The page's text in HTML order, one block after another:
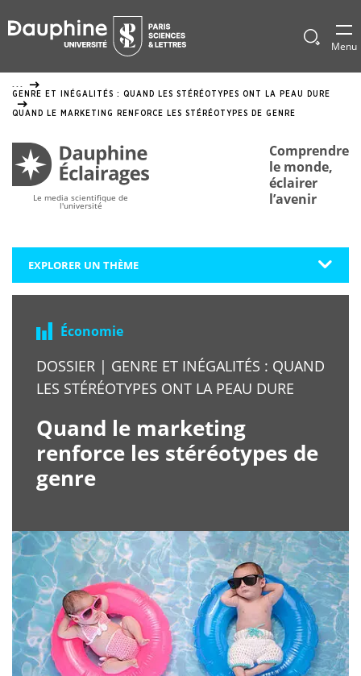
de
des
cookies
Afficher
de
Menu
...
GENRE ET INÉGALITÉS : QUAND LES STÉRÉOTYPES ONT LA PEAU DURE
QUAND LE MARKETING RENFORCE LES STÉRÉOTYPES DE GENRE
Le media scientifique de
l'université
Comprendre
le monde,
éclairer
l’avenir
EXPLORER UN THÈME
Économie
DOSSIER | GENRE ET INÉGALITÉS : QUAND
LES STÉRÉOTYPES ONT LA PEAU DURE
Quand le marketing
renforce les stéréotypes de
genre